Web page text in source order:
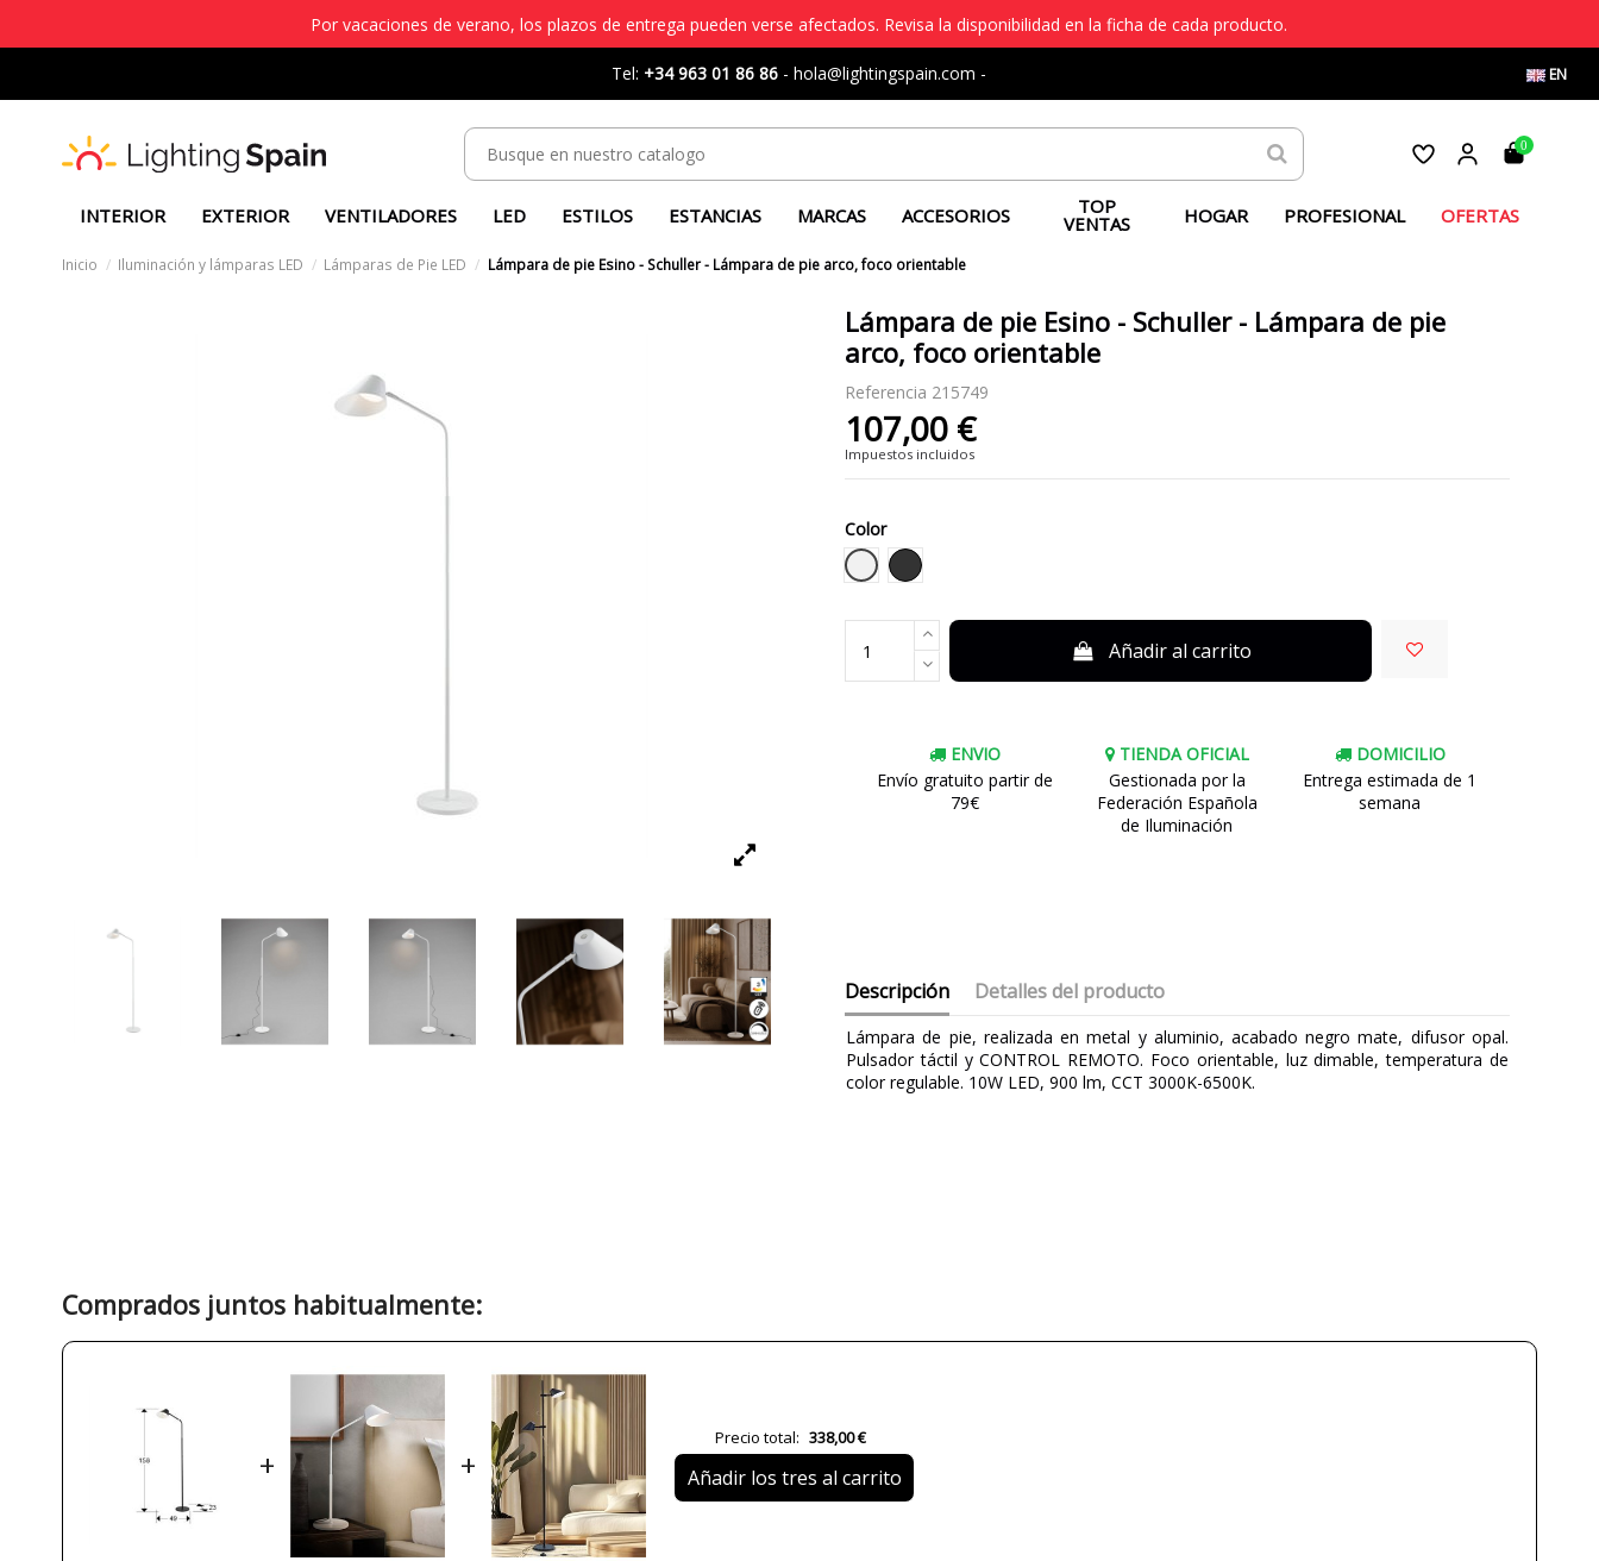
Por vacaciones de verano, los plazos de entrega pueden verse afectados. Revisa la disponibilidad en la ficha de cada producto.
Tel: +34 963 01 86 86 - hola@lightingspain.com - EN
0
INTERIOR EXTERIOR VENTILADORES LED ESTILOS ESTANCIAS MARCAS ACCESORIOS TOP
VENTAS HOGAR PROFESIONAL OFERTAS
Inicio Iluminación y lámparas LED Lámparas de Pie LED Lámpara de pie Esino - Schuller - Lámpara de pie arco, foco orientable
Lámpara de pie Esino - Schuller - Lámpara de pie
arco, foco orientable
Referencia 215749
107,00 €
Impuestos incluidos
Color
Blanco Negro
Añadir al carrito
ENVIO
Envío gratuito partir de
79€
TIENDA OFICIAL
Gestionada por la
Federación Española
de Iluminación
DOMICILIO
Entrega estimada de 1
semana
Descripción Detalles del producto
Lámpara de pie, realizada en metal y aluminio, acabado negro mate, difusor opal.
Pulsador táctil y CONTROL REMOTO. Foco orientable, luz dimable, temperatura de
color regulable. 10W LED, 900 lm, CCT 3000K-6500K.
Alto (cm)
158 cm
Peso Neto (KG)
Plazo de Envío
Alimentación
Comprados juntos habitualmente:
+ +
Precio total: 338,00 €
Añadir los tres al carrito